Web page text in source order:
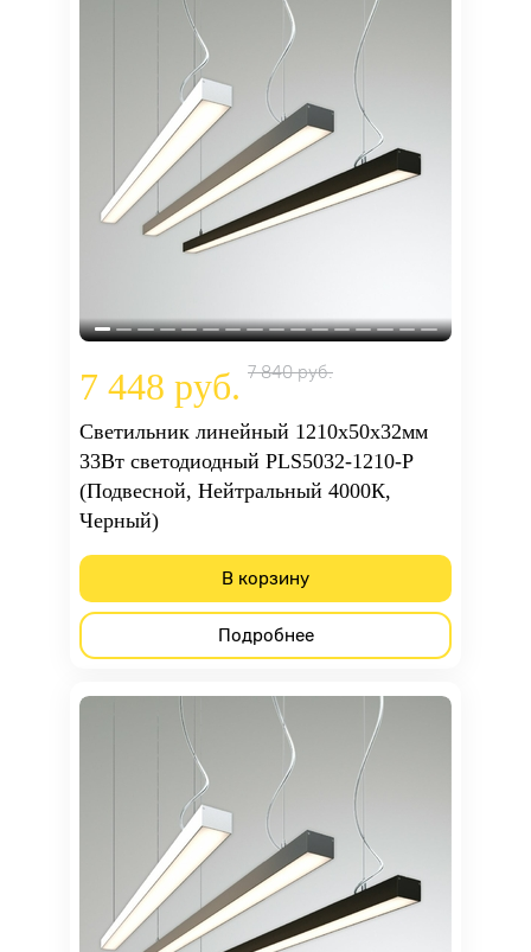
7 448 руб. 7 840 руб.
Светильник линейный 1210х50х32мм
33Вт светодиодный PLS5032-1210-P
(Подвесной, Нейтральный 4000К,
Черный)
В корзину
Подробнее